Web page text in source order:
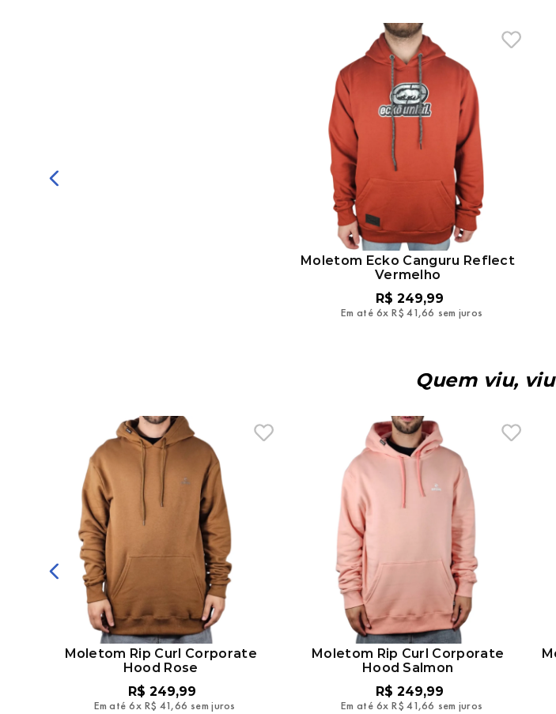
Moletom Ecko Canguru Reflect
Vermelho
R$ 249,99
Em até 6x R$ 41,66 sem juros
Quem viu,
Moletom Rip Curl Corporate
Hood Rose
R$ 249,99
Em até 6x R$ 41,66 sem juros
Moletom Rip Curl Corporate
Hood Salmon
R$ 249,99
Em até 6x R$ 41,66 sem juros